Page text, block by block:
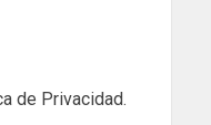
de Privacidad.